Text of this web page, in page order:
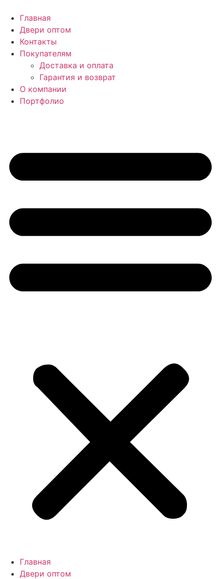
содержимому
Главная
Двери оптом
Контакты
Покупателям
Доставка и оплата
Гарантия и возврат
О компании
Портфолио
Главная
Двери оптом